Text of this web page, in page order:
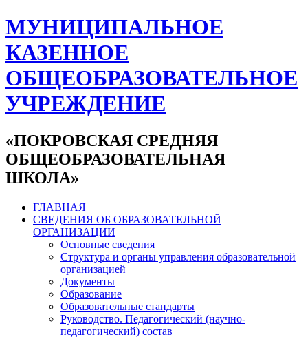
МУНИЦИПАЛЬНОЕ
КАЗЕННОЕ
ОБЩЕОБРАЗОВАТЕЛЬНОЕ
УЧРЕЖДЕНИЕ
«ПОКРОВСКАЯ СРЕДНЯЯ
ОБЩЕОБРАЗОВАТЕЛЬНАЯ
ШКОЛА»
ГЛАВНАЯ
СВЕДЕНИЯ ОБ ОБРАЗОВАТЕЛЬНОЙ
ОРГАНИЗАЦИИ
Основные сведения
Структура и органы управления образовательной
организацией
Документы
Образование
Образовательные стандарты
Руководство. Педагогический (научно-
педагогический) состав